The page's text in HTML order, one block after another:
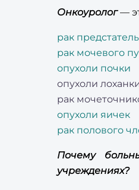
Онкоуролог—
рак
рак мочевого
опухоли почки
опухоли
рак
опухоли яичек
рак полового
Почему
учреждениях?